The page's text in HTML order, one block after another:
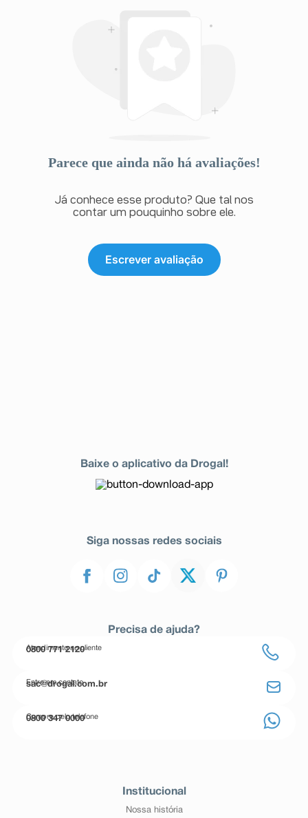
Parece que ainda não há avaliações!
Já conhece esse produto? Que tal nos
contar um pouquinho sobre ele.
Escrever avaliação
Baixe o aplicativo da Drogal!
Siga nossas redes sociais
Precisa de ajuda?
Atendimento ao cliente
0800 771 2120
Entre em contato
sac@drogal.com.br
Compre pelo telefone
0800 347 0000
Institucional
Nossa história